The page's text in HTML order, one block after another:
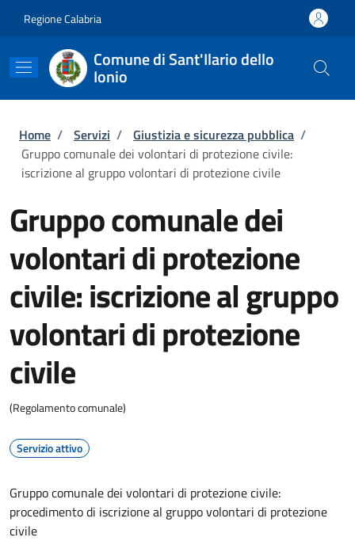
Regione Calabria
Comune di Sant'Ilario dello
Ionio
Briciole di pane
Home / Servizi / Giustizia e sicurezza pubblica /
Gruppo comunale dei volontari di protezione civile:
iscrizione al gruppo volontari di protezione civile
Gruppo comunale dei
volontari di protezione
civile: iscrizione al gruppo
volontari di protezione
civile
(Regolamento comunale)
Servizio attivo
Gruppo comunale dei volontari di protezione civile:
procedimento di iscrizione al gruppo volontari di protezione
civile